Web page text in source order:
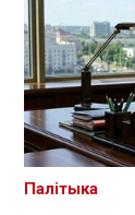
Палітыка